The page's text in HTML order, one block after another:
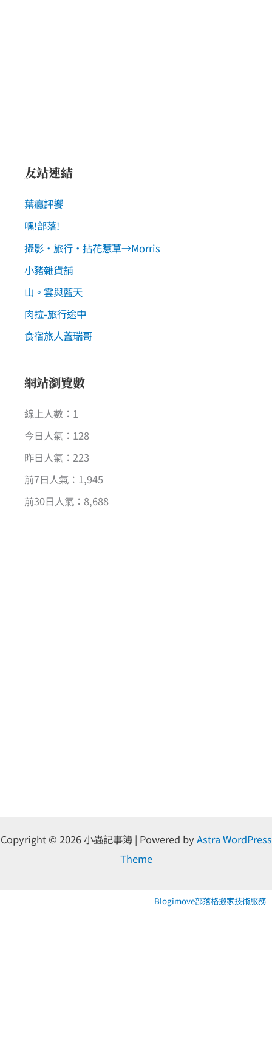
友站連結
葉癮評饗
嘿!部落!
攝影‧旅行‧拈花惹草→Morris
小豬雜貨舖
山。雲與藍天
肉拉-旅行途中
食宿旅人蓋瑞哥
網站瀏覽數
線上人數：1
今日人氣：128
昨日人氣：223
前7日人氣：1,945
前30日人氣：8,688
Copyright © 2026 小蟲記事簿 | Powered byAstra WordPress
Theme
Blogimove部落格搬家技術服務